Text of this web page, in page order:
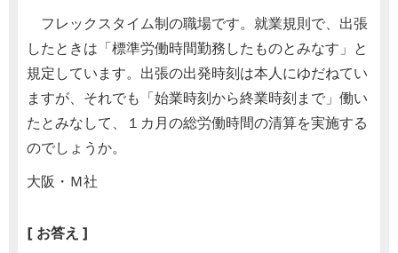
フレックスタイム制の職場です。就業規則で、出張
したときは「標準労働時間勤務したものとみなす」と
規定しています。出張の出発時刻は本人にゆだねてい
ますが、それでも「始業時刻から終業時刻まで」働い
たとみなして、１カ月の総労働時間の清算を実施する
のでしょうか。
大阪・Ｍ社
[ お答え ]